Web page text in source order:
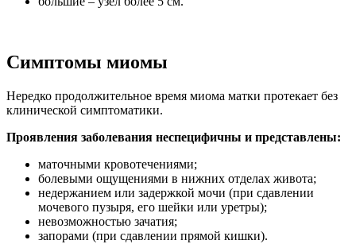
Симптомы миомы
Нередко продолжительное время миома матки протекает без
клинической симптоматики.
Проявления заболевания неспецифичны и представлены:
маточными кровотечениями;
болевыми ощущениями в нижних отделах живота;
недержанием или задержкой мочи (при сдавлении
мочевого пузыря, его шейки или уретры);
невозможностью зачатия;
запорами (при сдавлении прямой кишки).